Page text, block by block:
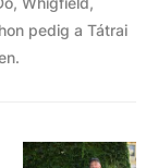
pedig a Tátrai